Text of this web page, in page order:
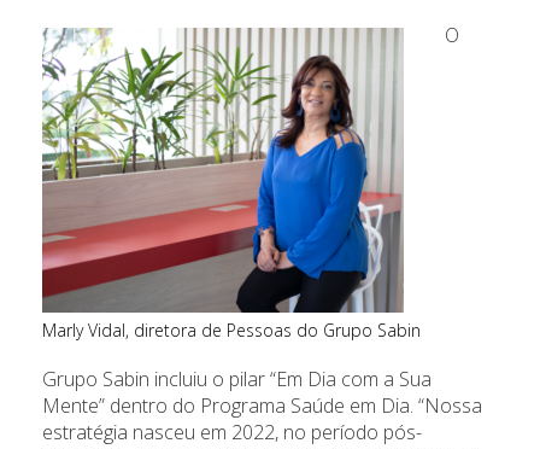
Marly Vidal, diretora de Pessoas do Grupo Sabin
O
Grupo Sabin incluiu o pilar “Em Dia com a Sua
Mente” dentro do Programa Saúde em Dia. “Nossa
estratégia nasceu em 2022, no período pós-